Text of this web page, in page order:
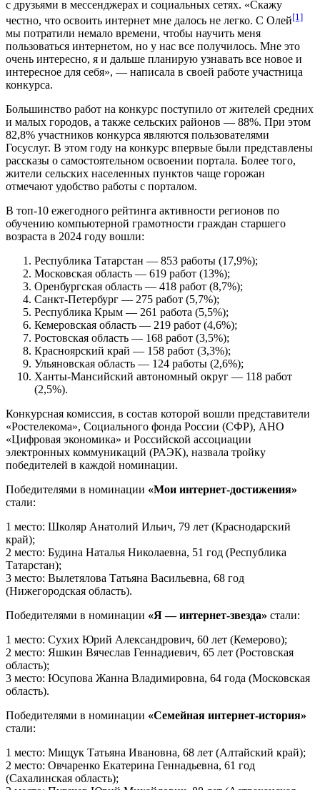
с друзьями в мессенджерах и социальных сетях. «Скажу
честно, что освоить интернет мне далось не легко. С Олей[1]
мы потратили немало времени, чтобы научить меня
пользоваться интернетом, но у нас все получилось. Мне это
очень интересно, я и дальше планирую узнавать все новое и
интересное для себя», — написала в своей работе участница
конкурса.
Большинство работ на конкурс поступило от жителей средних
и малых городов, а также сельских районов — 88%. При этом
82,8% участников конкурса являются пользователями
Госуслуг. В этом году на конкурс впервые были представлены
рассказы о самостоятельном освоении портала. Более того,
жители сельских населенных пунктов чаще горожан
отмечают удобство работы с порталом.
В топ-10 ежегодного рейтинга активности регионов по
обучению компьютерной грамотности граждан старшего
возраста в 2024 году вошли:
Республика Татарстан — 853 работы (17,9%);
Московская область — 619 работ (13%);
Оренбургская область — 418 работ (8,7%);
Санкт-Петербург — 275 работ (5,7%);
Республика Крым — 261 работа (5,5%);
Кемеровская область — 219 работ (4,6%);
Ростовская область — 168 работ (3,5%);
Красноярский край — 158 работ (3,3%);
Ульяновская область — 124 работы (2,6%);
Ханты-Мансийский автономный округ — 118 работ
(2,5%).
Конкурсная комиссия, в состав которой вошли представители
«Ростелекома», Социального фонда России (СФР), АНО
«Цифровая экономика» и Российской ассоциации
электронных коммуникаций (РАЭК), назвала тройку
победителей в каждой номинации.
Победителями в номинации «Мои интернет-достижения»
стали:
1 место: Школяр Анатолий Ильич, 79 лет (Краснодарский
край);
2 место: Будина Наталья Николаевна, 51 год (Республика
Татарстан);
3 место: Вылетялова Татьяна Васильевна, 68 год
(Нижегородская область).
Победителями в номинации «Я — интернет-звезда» стали:
1 место: Сухих Юрий Александрович, 60 лет (Кемерово);
2 место: Яшкин Вячеслав Геннадиевич, 65 лет (Ростовская
область);
3 место: Юсупова Жанна Владимировна, 64 года (Московская
область).
Победителями в номинации «Семейная интернет-история»
стали:
1 место: Мищук Татьяна Ивановна, 68 лет (Алтайский край);
2 место: Овчаренко Екатерина Геннадьевна, 61 год
(Сахалинская область);